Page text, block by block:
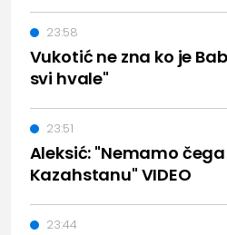
Vukotić ne zna ko je
svi hvale"
23:58
Aleksić: "Nemamo
Kazahstanu" VIDEO
23:51
23:44